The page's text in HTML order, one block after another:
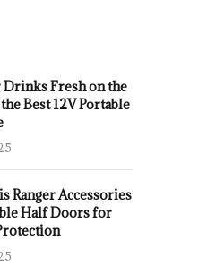
Drinks Fresh on the
Best 12V Portable
Ranger Accessories
Half Doors for